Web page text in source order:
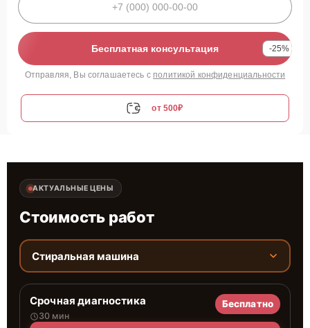
Бесплатная консультация -25%
Отправляя, Вы соглашаетесь с политикой конфиденциальности
от 500₽
АКТУАЛЬНЫЕ ЦЕНЫ
Стоимость работ
Стиральная машина
Срочная диагностика
30 мин
Бесплатно